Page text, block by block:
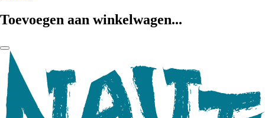
Toevoegen aan winkelwagen...